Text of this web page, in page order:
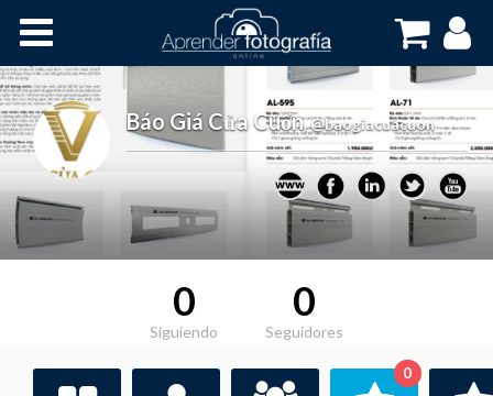
Cursos OnLine
Báo Giá Cửa Cuốn,@baogiacuacuon
0
Siguiendo
0
Seguidores
0